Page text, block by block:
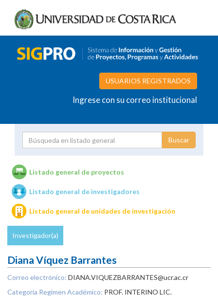
USUARIOS REGISTRADOS
Ingrese con su correo institucional
Unidades de investigación
Listado general de proyectos
Listado general de investigadores
Listado general de unidades de investigación
Investigador(a)
Diana Víquez Barrantes
Correo electrónico: DIANA.VIQUEZBARRANTES@ucr.ac.cr
Categoría Regimen Académico: PROF. INTERINO LIC.